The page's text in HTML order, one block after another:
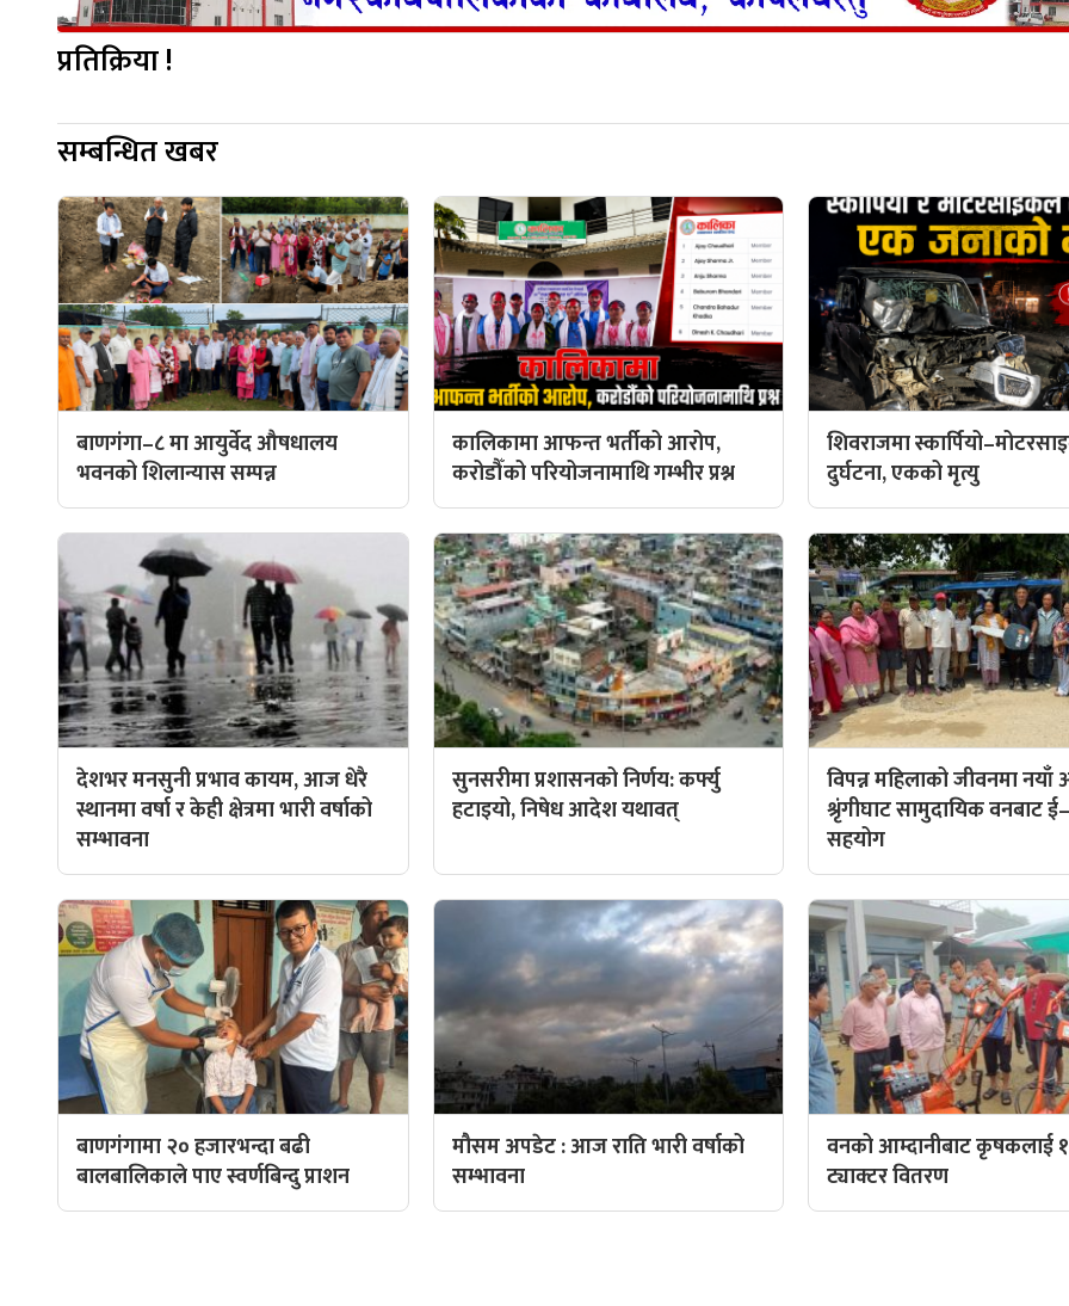
प्रतिक्रिया !
सम्बन्धित खबर
बाणगंगा–८ मा आयुर्वेद औषधालय
भवनको शिलान्यास सम्पन्न
कालिकामा आफन्त भर्तीको आरोप,
करोडौँको परियोजनामाथि गम्भीर प्रश्न
शिवराजमा
दुर्घटना, एकको मृत्यु
देशभर मनसुनी प्रभाव कायम, आज धेरै
स्थानमा वर्षा र केही क्षेत्रमा भारी वर्षाको
सम्भावना
सुनसरीमा प्रशासनको निर्णय: कर्फ्यु
हटाइयो, निषेध आदेश यथावत्
विपन्न महिलाको जीवनमा
श्रृंगीघाट सामुदायिक वनबाट
सहयोग
बाणगंगामा २० हजारभन्दा बढी
बालबालिकाले पाए स्वर्णबिन्दु प्राशन
मौसम अपडेट : आज राति भारी वर्षाको
सम्भावना
वनको आम्दानीबाट कृषकलाई
ट्याक्टर वितरण